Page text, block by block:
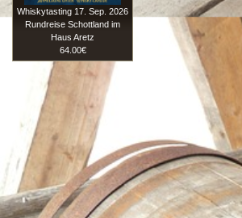
Whiskytasting 17. Sep. 2026
Rundreise Schottland im
Haus Aretz
64.00€